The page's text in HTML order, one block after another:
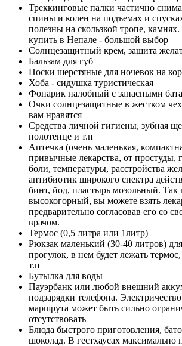
Треккинговые палки частично
спины и колен на подъемах и
полезны на скользкой тропе,
купить в Непале - большой выбор
Солнцезащитный крем, защита
Бальзам для губ
Носки шерстяные для ночевок на
Хоба - сидушка туристическая
Фонарик налобный с запасными
Очки солнцезащитные в жестком
вам нравятся
Средства личной гигиены, зубная
полотенце и т.п
Аптечка (очень маленькая,
привычные лекарства, от простуды,
боли, температуры, расстройства
антибиотик широкого спектра
бинт, йод, пластырь мозольный. Так
высокогорный, вы можете взять
предварительно согласовав его со
врачом.
Термос (0,5 литра или 1литр)
Рюкзак маленький (30-40 литров)
прогулок, в нем будет лежать
т.п
Бутылка для воды
Пауэрбанк или любой внешний
подзарядки телефона.
маршрута может быть сильно
отсутствовать
Блюда быстрого приготовления,
шоколад. В гестхаусах максимально